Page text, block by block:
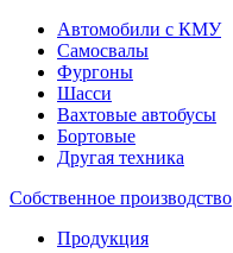
Автомобили с КМУ
Самосвалы
Фургоны
Шасси
Вахтовые автобусы
Бортовые
Другая техника
Собственное производство
Продукция